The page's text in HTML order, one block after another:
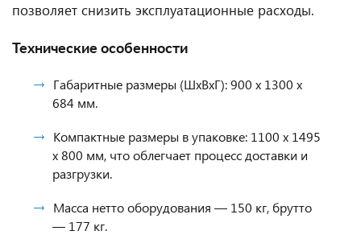
позволяет снизить эксплуатационные расходы.
Технические особенности
Габаритные размеры (ШхВхГ): 900 x 1300 x
684 мм.
Компактные размеры в упаковке: 1100 x 1495
x 800 мм, что облегчает процесс доставки и
разгрузки.
Масса нетто оборудования — 150 кг, брутто
— 177 кг.